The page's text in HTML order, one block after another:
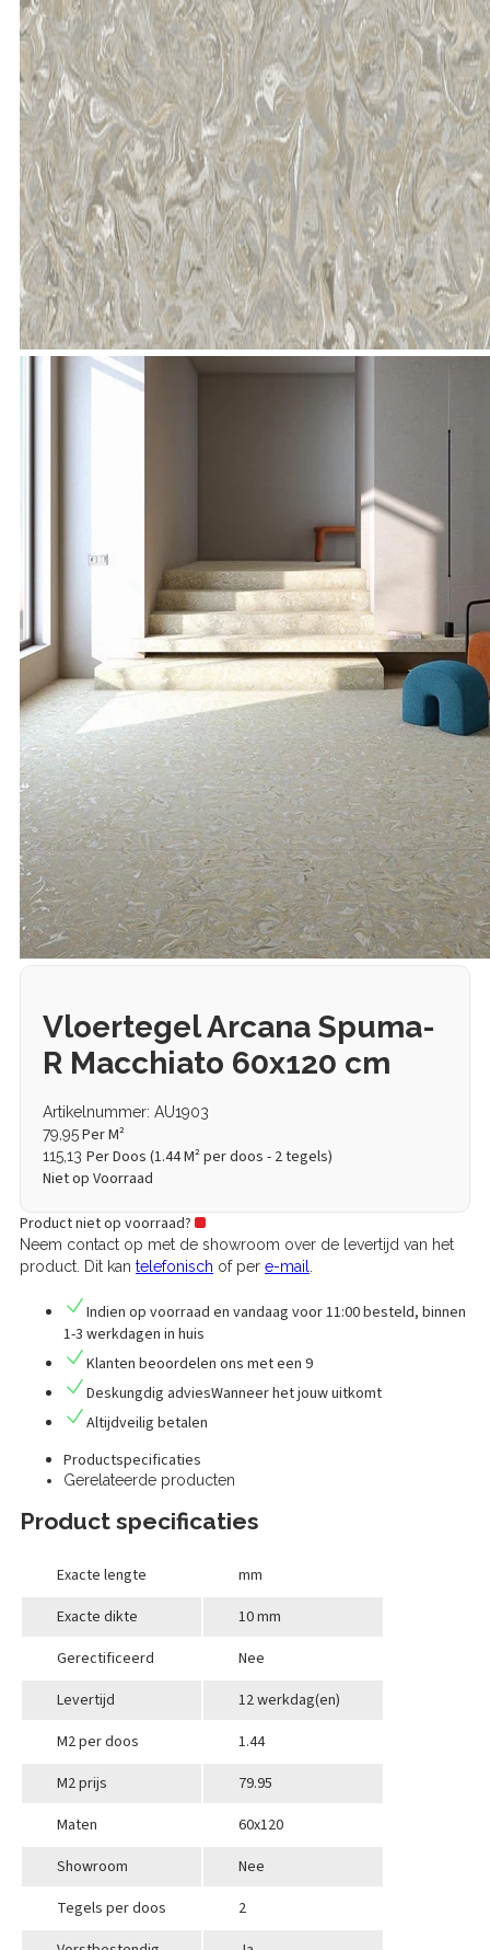
Vloertegel Arcana Spuma-
R Macchiato 60x120 cm
Artikelnummer: AU1903
79,95Per M²
115,13 Per Doos (1.44M² per doos - 2 tegels)
Niet op Voorraad
Product niet op voorraad?
Neem contact op met de showroom over de levertijd van het
product. Dit kan telefonisch of per e-mail
Indien op voorraad en vandaag voor 11:00 besteld, binnen
1-3 werkdagen in huis
Klanten beoordelen ons met een 9
Deskungdig adviesWanneer het jouw uitkomt
Altijdveilig betalen
Productspecificaties
Gerelateerde producten
Product specificaties
Exacte lengte
mm
Exacte dikte
10 mm
Gerectificeerd
Nee
Levertijd
12 werkdag(en)
M2 per doos
1.44
M2 prijs
79.95
Maten
60x120
Showroom
Nee
Tegels per doos
2